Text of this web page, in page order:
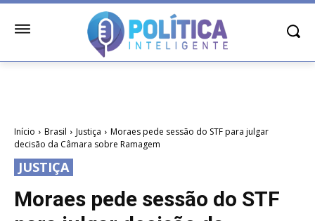
Início Brasil Justiça
Moraes pede sessão do STF para julgar
decisão da Câmara sobre Ramagem
JUSTIÇA
Moraes pede sessão do STF